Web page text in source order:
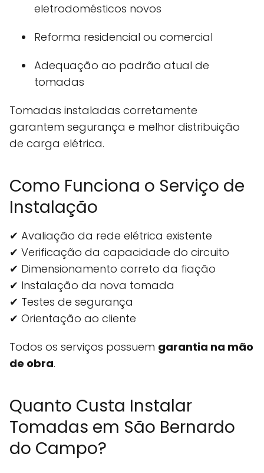
eletrodomésticos novos
Reforma residencial ou comercial
Adequação ao padrão atual de
tomadas
Tomadas instaladas corretamente
garantem segurança e melhor distribuição
de carga elétrica.
Como Funciona o Serviço de
Instalação
✔ Avaliação da rede elétrica existente
✔ Verificação da capacidade do circuito
✔ Dimensionamento correto da fiação
✔ Instalação da nova tomada
✔ Testes de segurança
✔ Orientação ao cliente
Todos os serviços possuem garantia na mão
de obra.
Quanto Custa Instalar
Tomadas em São Bernardo
do Campo?